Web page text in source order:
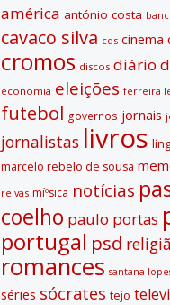
américa antónio costa
cavaco silva cds cinema
cromos discos diário
economia eleições ferreira
futebol governos jornais
jornalistas livros
marcelo rebelo de sousa
relvas míºsica notí­cias
coelho paulo portas
portugal psd
romances santana
séries sócrates tejo